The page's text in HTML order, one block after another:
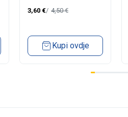
3,60 € 4,50€
Kupi ovdje